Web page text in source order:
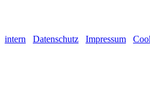
intern Datenschutz Impressum